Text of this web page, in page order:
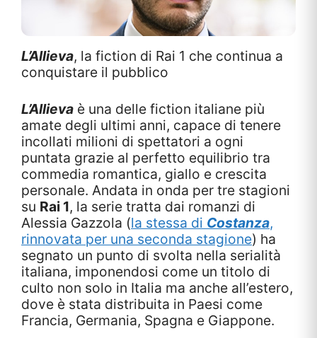
L’Allieva, la fiction di Rai 1 che continua a
conquistare il pubblico
L’Allieva è una delle fiction italiane più
amate degli ultimi anni, capace di tenere
incollati milioni di spettatori a ogni
puntata grazie al perfetto equilibrio tra
commedia romantica, giallo e crescita
personale. Andata in onda per tre stagioni
su Rai 1, la serie tratta dai romanzi di
Alessia Gazzola (la stessa di Costanza,
rinnovata per una seconda stagione) ha
segnato un punto di svolta nella serialità
italiana, imponendosi come un titolo di
culto non solo in Italia ma anche all’estero,
dove è stata distribuita in Paesi come
Francia, Germania, Spagna e Giappone.